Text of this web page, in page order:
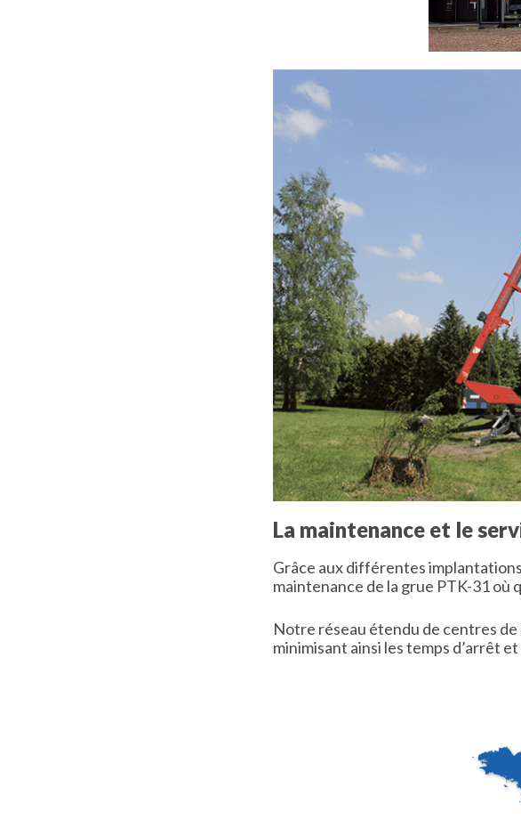
La maintenance et le
Grâce aux différentes
maintenance de la grue PTK-31 où
Notre réseau étendu de centres
minimisant ainsi les temps d’arrêt